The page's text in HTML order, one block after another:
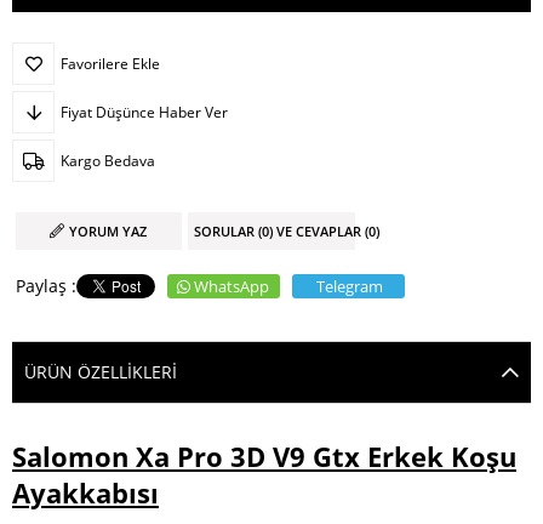
Favorilere Ekle
Fiyat Düşünce Haber Ver
Kargo Bedava
YORUM YAZ SORULAR (0) VE CEVAPLAR (0)
WhatsApp Telegram
ÜRÜN ÖZELLIKLERI
Salomon Xa Pro 3D V9 Gtx Erkek Koşu
Ayakkabısı